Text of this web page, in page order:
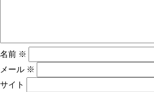
名前 ※
メール ※
サイト